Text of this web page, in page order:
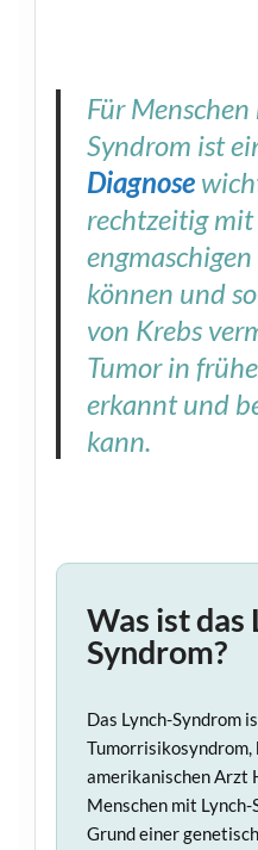
Für
Syndrom ist
Diagnose
rechtzeitig
können und
von Krebs
Tumor in
erkannt und
kann.
Was ist das
Syndrom?
Das Lynch-Syndrom
Tumorrisikosyndrom,
amerikanischen Arzt
Menschen mit Lynch-
Grund einer